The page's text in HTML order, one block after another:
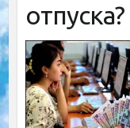
отпуска?